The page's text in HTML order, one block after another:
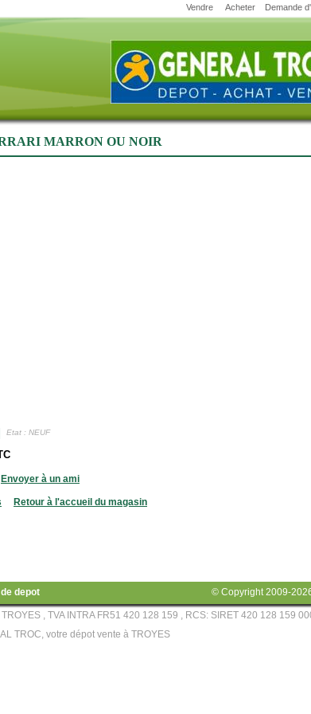
Vendre Acheter Demande
MARRON OU NOIR
Etat : NEUF
Envoyer à un ami
Retour à l'accueil du magasin
© Copyright 2009-
depot
, TVA INTRA FR51 420 128 159 , RCS: SIRET 420 128 159
TROC, votre dépot vente à TROYES